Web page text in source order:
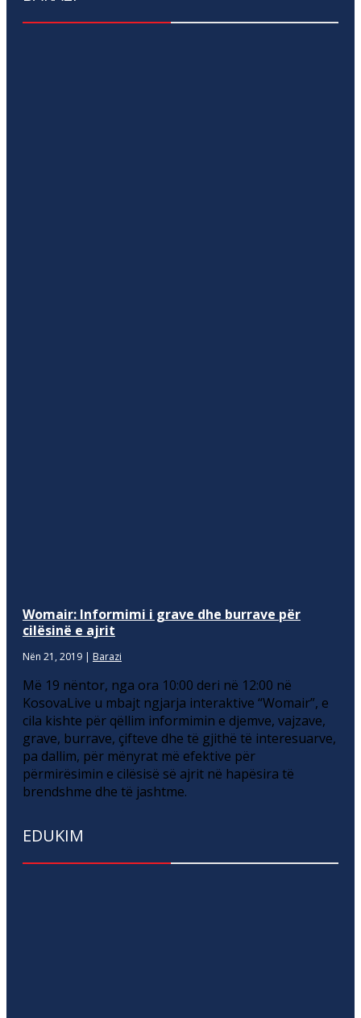
Womair: Informimi i grave dhe burrave për
cilësinë e ajrit
Nën 21, 2019 | Barazi
Më 19 nëntor, nga ora 10:00 deri në 12:00 në
KosovaLive u mbajt ngjarja interaktive “Womair”, e
cila kishte për qëllim informimin e djemve, vajzave,
grave, burrave, çifteve dhe të gjithë të interesuarve,
pa dallim, për mënyrat më efektive për
përmirësimin e cilësisë së ajrit në hapësira të
brendshme dhe të jashtme.
EDUKIM